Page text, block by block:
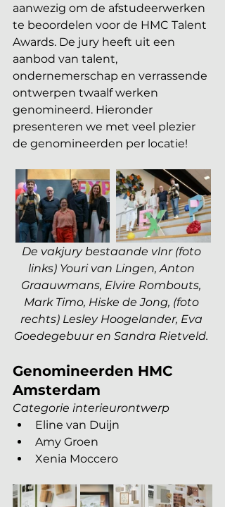
aanwezig om de afstudeerwerken
te beoordelen voor de HMC Talent
Awards. De jury heeft uit een
aanbod van talent,
ondernemerschap en verrassende
ontwerpen twaalf werken
genomineerd. Hieronder
presenteren we met veel plezier
de genomineerden per locatie!
De vakjury bestaande vlnr (foto
links) Youri van Lingen, Anton
Graauwmans, Elvire Rombouts,
Mark Timo, Hiske de Jong, (foto
rechts) Lesley Hoogelander, Eva
Goedegebuur en Sandra Rietveld.
Genomineerden HMC
Amsterdam
Categorie interieurontwerp
Eline van Duijn
Amy Groen
Xenia Moccero